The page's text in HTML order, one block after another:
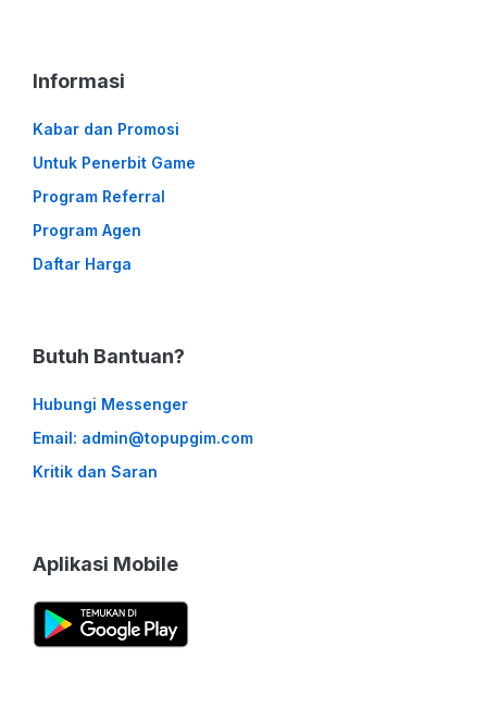
Informasi
Kabar dan Promosi
Untuk Penerbit Game
Program Referral
Program Agen
Daftar Harga
Butuh Bantuan?
Hubungi Messenger
Email: admin@topupgim.com
Kritik dan Saran
Aplikasi Mobile